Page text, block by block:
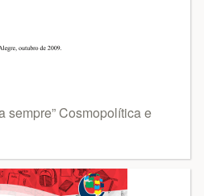
sempre” Cosmopolítica e